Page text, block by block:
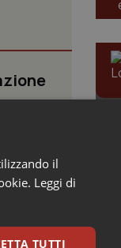
di
il
Leggi di
TUTTI